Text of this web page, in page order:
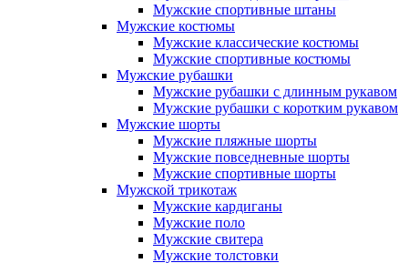
Мужские спортивные штаны
Мужские костюмы
Мужские классические костюмы
Мужские спортивные костюмы
Мужские рубашки
Мужские рубашки с длинным рукавом
Мужские рубашки с коротким рукавом
Мужские шорты
Мужские пляжные шорты
Мужские повседневные шорты
Мужские спортивные шорты
Мужской трикотаж
Мужские кардиганы
Мужские поло
Мужские свитера
Мужские толстовки